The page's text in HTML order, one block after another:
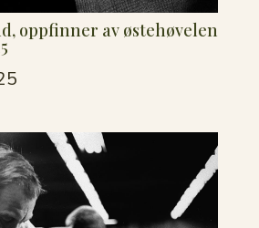
oppfinner av østehøvelen